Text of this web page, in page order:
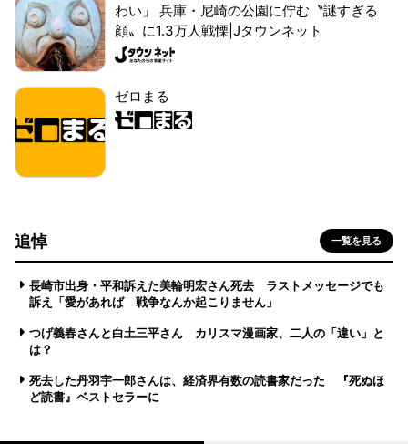
わい」 兵庫・尼崎の公園に佇む〝謎すぎる
顔〟に1.3万人戦慄|Jタウンネット
ゼロまる
追悼 一覧を見る
長崎市出身・平和訴えた美輪明宏さん死去 ラストメッセージでも
訴え「愛があれば 戦争なんか起こりません」
つげ義春さんと白土三平さん カリスマ漫画家、二人の「違い」と
は？
死去した丹羽宇一郎さんは、経済界有数の読書家だった 『死ぬほ
ど読書』ベストセラーに